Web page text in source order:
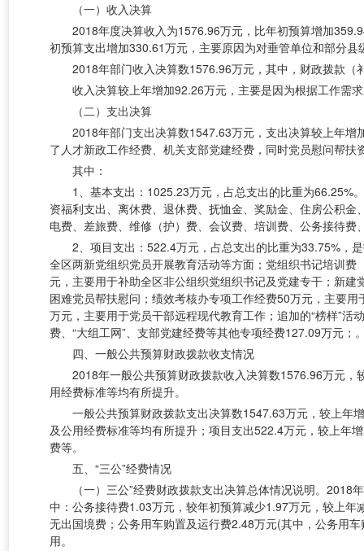
（一）收入决算
2018年度决算收入为1576.96万元，比年初预算增加
初预算支出增加330.61万元，主要原因为对垂管单位和部分
2018年部门收入决算数1576.96万元，其中，财政拨款
收入决算较上年增加92.26万元，主要是因为根据工作需
（二）支出决算
2018年部门支出决算数1547.63万元，支出决算较上年
了人才新政工作经费、机关支部党建经费，同时党员慰问帮扶
其中：
1、基本支出：1025.23万元，占总支出的比重为66.25%
资福利支出、离休费、退休费、抚恤金、奖励金、住房公积
电费、差旅费、维修（护）费、会议费、培训费、公务接待
2、项目支出：522.4万元，占总支出的比重为33.75%，
全区两新党组织党员开展教育活动等方面；党组织书记培训
元，主要用于补助全区非公组织党组织书记及党建专干；新
困难党员帮扶慰问；绩效考核办专项工作经费50万元，主要
万元，主要用于党员干部远程现代教育工作；追加的“榜样”
费、“大组工网”、支部党建经费等其他专项经费127.09万元；
四、一般公共预算财政拨款收支情况
2018年一般公共预算财政拨款收入决算数1576.96万元
用经费标准等均有所提升。
一般公共预算财政拨款支出决算数1547.63万元，较上年
及公用经费标准等均有所提升；项目支出522.4万元，较上年
费等。
五、“三公”经费情况
（一）三公”经费财政拨款支出决算总体情况说明。
中：公务接待费1.03万元，较年初预算减少1.97万元，较上
无出国境费；公务用车购置及运行费2.48万元(其中，公务用
用。